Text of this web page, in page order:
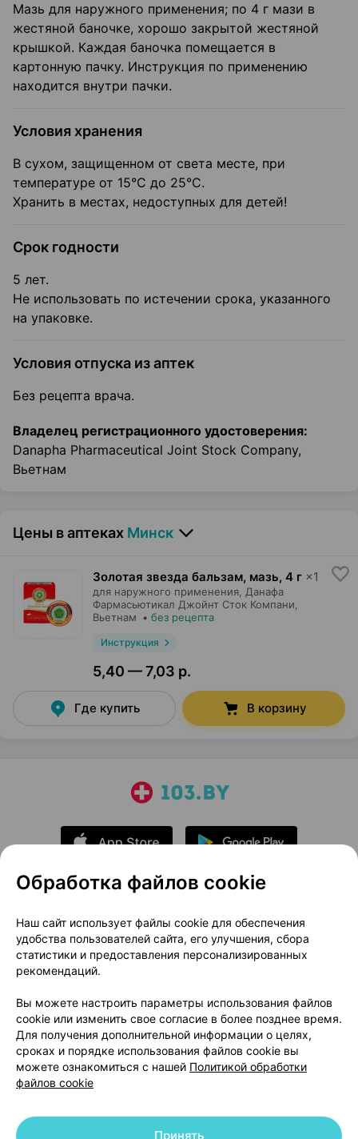
Мазь для наружного применения; по 4 г мази в
жестяной баночке, хорошо закрытой жестяной
крышкой. Каждая баночка помещается в
картонную пачку. Инструкция по применению
находится внутри пачки.
Условия хранения
В сухом, защищенном от света месте, при
температуре от 15°С до 25°С.
Хранить в местах, недоступных для детей!
Срок годности
5 лет.
Не использовать по истечении срока, указанного
на упаковке.
Условия отпуска из аптек
Без рецепта врача.
Владелец регистрационного удостоверения:
Danapha Pharmaceutical Joint Stock Company,
Вьетнам
Цены в аптеках Минск
Золотая звезда бальзам, мазь, 4 г ×1
для наружного применения, Данафа
Фармасьютикал Джойнт Сток Компани,
Вьетнам • без рецепта
Инструкция
5,40 — 7,03 р.
Где купить В корзину
О проекте
Новости проекта
Размещение рекламы
Медицинский маркетинг
Публичный договор
Доставка
Способы оплаты
Вакансии
Партнеры
Написать руководителю 103.by
Написать в поддержку
Персональные настройки Cookie
Обработка файлов cookie
Наш сайт использует файлы cookie для обеспечения
удобства пользователей сайта, его улучшения, сбора
статистики и предоставления персонализированных
рекомендаций.
Вы можете настроить параметры использования файлов
cookie или изменить свое согласие в более позднее время.
Для получения дополнительной информации о целях,
сроках и порядке использования файлов cookie вы
можете ознакомиться с нашей Политикой обработки
файлов cookie
Принять